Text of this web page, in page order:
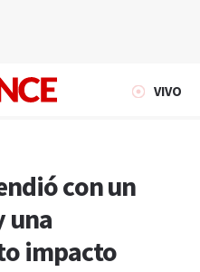
VIVO
con un
una
impacto